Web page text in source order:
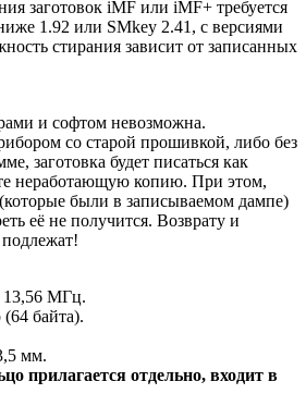
заготовок iMF или iMF+ требуется
1.92 или SMkey 2.41, с версиями
стирания зависит от записанных
и софтом невозможна.
со старой прошивкой, либо без
заготовка будет писаться как
неработающую копию. При этом,
были в записываемом дампе)
её не получится. Возврату и
13,56 МГц.
байта).
мм.
прилагается отдельно, входит в